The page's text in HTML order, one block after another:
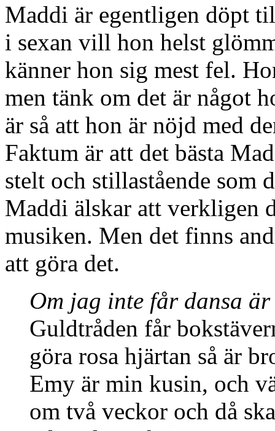
Maddi är egentligen döpt
i sexan vill hon helst
känner hon sig mest fel.
men tänk om det är något
är så att hon är nöjd med
Faktum är att det bästa
stelt och stillastående som
Maddi älskar att verkligen
musiken. Men det finns
att göra det.
Om jag inte får dansa
Guldtråden får
göra rosa hjärtan så är
Emy är min kusin, och
om två veckor och då